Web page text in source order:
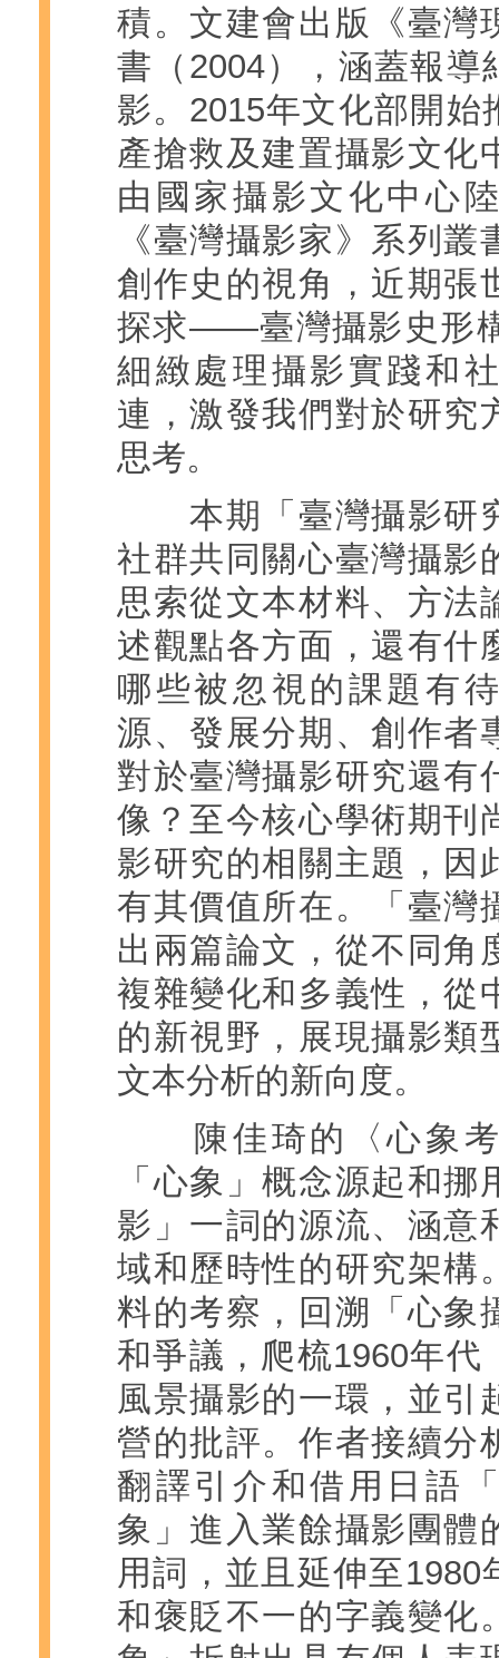
積。文建會出版《臺灣
書（2004），涵蓋報導
影。2015年文化部開始
產搶救及建置攝影文化
由國家攝影文化中心
《臺灣攝影家》系列
創作史的視角，近期張
探求——臺灣攝影史形
細緻處理攝影實踐和
連，激發我們對於研究
思考。
本期「臺灣攝影研
社群共同關心臺灣攝影
思索從文本材料、方法
述觀點各方面，還有什
哪些被忽視的課題有
源、發展分期、創作者
對於臺灣攝影研究還有
像？至今核心學術期刊
影研究的相關主題，因
有其價值所在。「臺灣
出兩篇論文，從不同角
複雜變化和多義性，從
的新視野，展現攝影類
文本分析的新向度。
陳佳琦的〈心象考
「心象」概念源起和
影」一詞的源流、涵意
域和歷時性的研究架構
料的考察，回溯「心象
和爭議，爬梳1960年代
風景攝影的一環，並引
營的批評。作者接續分
翻譯引介和借用日語
象」進入業餘攝影團體
用詞，並且延伸至1980
和褒貶不一的字義變化